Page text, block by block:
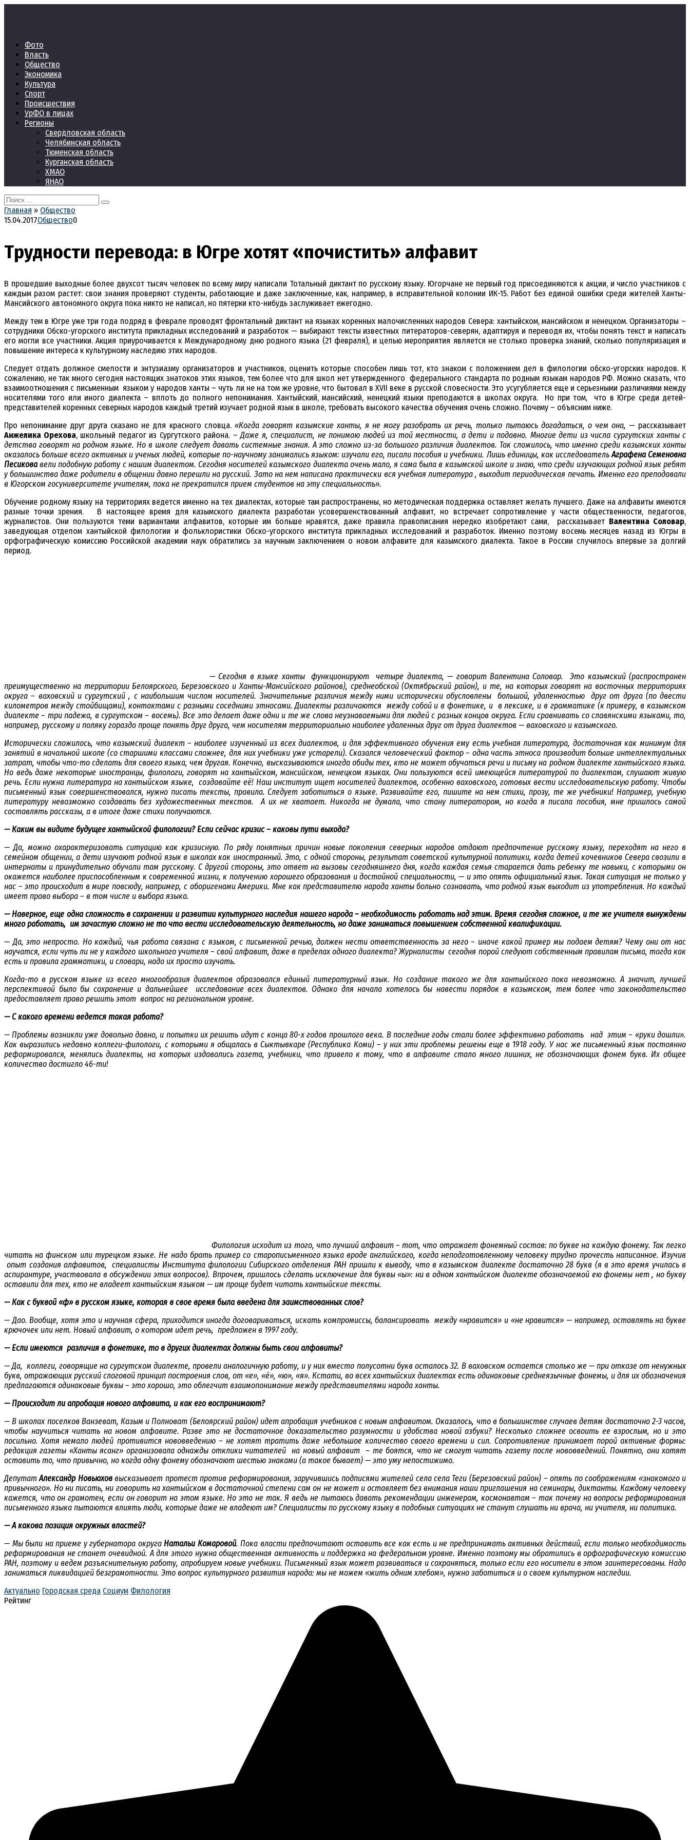
Фото
Власть
Общество
Экономика
Культура
Спорт
Происшествия
УрФО в лицах
Регионы
Свердловская область
Челябинская область
Тюменская область
Курганская область
ХМАО
ЯНАО
Search
for:
Главная » Общество
15.04.2017Общество0
Трудности перевода: в Югре хотят «почистить» алфавит
В прошедшие выходные более двухсот тысяч человек по всему миру написали Тотальный диктант по русскому языку. Югорчане не первый год присоединяются к акции, и число участников с
каждым разом растет: свои знания проверяют студенты, работающие и даже заключенные, как, например, в исправительной колонии ИК-15. Работ без единой ошибки среди жителей Ханты-
Мансийского автономного округа пока никто не написал, но пятерки кто-нибудь заслуживает ежегодно.
Между тем в Югре уже три года подряд в феврале проводят фронтальный диктант на языках коренных малочисленных народов Севера: хантыйском, мансийском и ненецком. Организаторы –
сотрудники Обско-угорского института прикладных исследований и разработок — выбирают тексты известных литераторов-северян, адаптируя и переводя их, чтобы понять текст и написать
его могли все участники. Акция приурочивается к Международному дню родного языка (21 февраля), и целью мероприятия является не столько проверка знаний, сколько популяризация и
повышение интереса к культурному наследию этих народов.
Следует отдать должное смелости и энтузиазму организаторов и участников, оценить которые способен лишь тот, кто знаком с положением дел в филологии обско-угорских народов. К
сожалению, не так много сегодня настоящих знатоков этих языков, тем более что для школ нет утвержденного федерального стандарта по родным языкам народов РФ. Можно сказать, что
взаимоотношения с письменным языком у народов ханты – чуть ли не на том же уровне, что бытовал в XVII веке в русской словесности. Это усугубляется еще и серьезными различиями между
носителями того или иного диалекта – вплоть до полного непонимания. Хантыйский, мансийский, ненецкий языки преподаются в школах округа. Но при том, что в Югре среди детей-
представителей коренных северных народов каждый третий изучает родной язык в школе, требовать высокого качества обучения очень сложно. Почему – объясним ниже.
Про непонимание друг друга сказано не для красного словца. «Когда говорят казымские ханты, я не могу разобрать их речь, только пытаюсь догадаться, о чем она, — рассказывает
Анжелика Орехова, школьный педагог из Сургутского района. –Даже я, специалист, не понимаю людей из той местности, а дети и подавно. Многие дети из числа сургутских ханты с
детства говорят на родном языке. Но в школе следует давать системные знания. А это сложно из-за большого различия диалектов. Так сложилось, что именно среди казымских ханты
оказалось больше всего активных и ученых людей, которые по-научному занимались языком: изучали его, писали пособия и учебники. Лишь единицы, как исследовательАграфена Семеновна
Песиковавели подобную работу с нашим диалектом. Сегодня носителей казымского диалекта очень мало, я сама была в казымской школе и знаю, что среди изучающих родной язык ребят
у большинства даже родители в общении давно перешли на русский. Зато на нем написана практически вся учебная литература , выходит периодическая печать. Именно его преподавали
в Югорском госуниверситете учителям, пока не прекратился прием студентов на эту специальность».
Обучение родному языку на территориях ведется именно на тех диалектах, которые там распространены, но методическая поддержка оставляет желать лучшего. Даже на алфавиты имеются
разные точки зрения. В настоящее время для казымского диалекта разработан усовершенствованный алфавит, но встречает сопротивление у части общественности, педагогов,
журналистов. Они пользуются теми вариантами алфавитов, которые им больше нравятся, даже правила правописания нередко изобретают сами, рассказывает Валентина Соловар,
заведующая отделом хантыйской филологии и фольклористики Обско-угорского института прикладных исследований и разработок. Именно поэтому восемь месяцев назад из Югры в
орфографическую комиссию Российской академии наук обратились за научным заключением о новом алфавите для казымского диалекта. Такое в России случилось впервые за долгий
период.
— Сегодня в языке ханты функционируют четыре диалекта, — говорит Валентина Соловар. Это казымский (распространен
преимущественно на территории Белоярского, Березовского и Ханты-Мансийского районов), среднеобской (Октябрьский район), и те, на которых говорят на восточных территориях
округа – ваховский и сургутский , с наибольшим числом носителей. Значительные различия между ними исторически обусловлены большой, удаленностью друг от друга (по двести
километров между стойбищами), контактами с разными соседними этносами. Диалекты различаются между собой и в фонетике, и в лексике, и в грамматике (к примеру, в казымском
диалекте – три падежа, в сургутском – восемь). Все это делает даже одни и те же слова неузнаваемыми для людей с разных концов округа. Если сравнивать со славянскими языками, то,
например, русскому и поляку гораздо проще понять друг друга, чем носителям территориально наиболее удаленных друг от друга диалектов — ваховского и казымского.
Исторически сложилось, что казымский диалект – наиболее изученный из всех диалектов, и для эффективного обучения ему есть учебная литература, достаточная как минимум для
занятий в начальной школе (со старшими классами сложнее, для них учебники уже устарели). Сказался человеческий фактор – одна часть этноса производит больше интеллектуальных
затрат, чтобы что-то сделать для своего языка, чем другая. Конечно, высказываются иногда обиды тех, кто не может обучаться речи и письму на родном диалекте хантыйского языка.
Но ведь даже некоторые иностранцы, филологи, говорят на хантыйском, мансийском, ненецком языках. Они пользуются всей имеющейся литературой по диалектам,cлушают живую
речь. Если нужна литература на хантыйском языке, создавайте её! Наш институт ищет носителей диалектов, особенно ваховского, готовых вести исследовательскую работу. Чтобы
письменный язык совершенствовался, нужно писать тексты, правила. Следует заботиться о языке. Развивайте его, пишите на нем стихи, прозу, те же учебники! Например, учебную
литературу невозможно создавать без художественных текстов. А их не хватает. Никогда не думала, что стану литератором, но когда я писала пособия, мне пришлось самой
составлять рассказы, а в итоге даже стихи получаются.
— Каким вы видите будущее хантыйской филологии? Если сейчас кризис – каковы пути выхода?
— Да, можно охарактеризовать ситуацию как кризисную. По ряду понятных причин новые поколения северных народов отдают предпочтение русскому языку, переходят на него в
семейном общении, а дети изучают родной язык в школах как иностранный. Это, с одной стороны, результат советской культурной политики, когда детей кочевников Севера свозили в
интернаты и принудительно обучали там русскому. С другой стороны, это ответ на вызовы сегодняшнего дня, когда каждая семья старается дать ребенку те навыки, с которыми он
окажется наиболее приспособленным к современной жизни, к получению хорошего образования и достойной специальности, — и это опять официальный язык. Такая ситуация не только у
нас – это происходит в мире повсюду, например, с аборигенами Америки. Мне как представителю народа ханты больно сознавать, что родной язык выходит из употребления. Но каждый
имеет право выбора – в том числе и выбора языка.
— Наверное, еще одна сложность в сохранении и развитии культурного наследия нашего народа – необходимость работать над этим. Время сегодня сложное, и те же учителя вынуждены
много работать, им зачастую сложно не то что вести исследовательскую деятельность, но даже заниматься повышением собственной квалификации.
— Да, это непросто. Но каждый, чья работа связана с языком, с письменной речью, должен нести ответственность за него – иначе какой пример мы подаем детям? Чему они от нас
научатся, если чуть ли не у каждого школьного учителя – свой алфавит, даже в пределах одного диалекта? Журналисты сегодня порой следуют собственным правилам письма, тогда как
есть и правила грамматики, и словари, надо их просто изучать.
Когда-то в русском языке из всего многообразия диалектов образовался единый литературный язык. Но создание такого же для хантыйского пока невозможно. А значит, лучшей
перспективой было бы сохранение и дальнейшее исследование всех диалектов. Однако для начала хотелось бы навести порядок в казымском, тем более что законодательство
предоставляет право решить этот вопрос на региональном уровне.
— С какого времени ведется такая работа?
— Проблемы возникли уже довольно давно, и попытки их решить идут с конца 80-х годов прошлого века. В последние годы стали более эффективно работать над этим – «руки дошли».
Как выразились недавно коллеги-филологи, с которыми я общалась в Сыктывкаре (Республика Коми) – у них эти проблемы решены еще в 1918 году. У нас же письменный язык постоянно
реформировался, менялись диалекты, на которых издавались газета, учебники, что привело к тому, что в алфавите стало много лишних, не обозначающих фонем букв. Их общее
количество достигло 46-ти!
Филология исходит из того, что лучший алфавит – тот, что отражает фонемный состав: по букве на каждую фонему. Так легко
читать на финском или турецком языке. Не надо брать пример со старописьменного языка вроде английского, когда неподготовленному человеку трудно прочесть написанное. Изучив
опыт создания алфавитов, специалисты Института филологии Сибирского отделения РАН пришли к выводу, что в казымском диалекте достаточно 28 букв (я в это время училась в
аспирантуре, участвовала в обсуждении этих вопросов). Впрочем, пришлось сделать исключение для буквы «ы»: ни в одном хантыйском диалекте обозначаемой ею фонемы нет , но букву
оставили для тех, кто не владеет хантыйским языком — им проще будет читать хантыйские тексты.
— Как с буквой «ф» в русском языке, которая в свое время была введена для заимствованных слов?
— Дао. Вообще, хотя это и научная сфера, приходится иногда договариваться, искать компромиссы, балансировать между «нравится» и «не нравится» — например, оставлять на букве
крючочек или нет. Новый алфавит, о котором идет речь, предложен в 1997 году.
— Если имеются различия в фонетике, то в других диалектах должны быть свои алфавиты?
— Да, коллеги, говорящие на сургутском диалекте, провели аналогичную работу, и у них вместо полусотни букв осталось 32. В ваховском остается столько же — при отказе от ненужных
букв, отражающих русский слоговой принцип построения слов, от «е», «ё», «ю», «я». Кстати, во всех хантыйских диалектах есть одинаковые среднеязычные фонемы, и для их обозначения
предлагаются одинаковые буквы – это хорошо, это облегчит взаимопонимание между представителями народа ханты.
— Происходит ли апробация нового алфавита, и как его воспринимают?
— В школах поселков Ванзеват, Казым и Полноват (Белоярский район) идет апробация учебников с новым алфавитом. Оказалось, что в большинстве случаев детям достаточно 2-3 часов,
чтобы научиться читать на новом алфавите. Разве это не достаточное доказательство разумности и удобства новой азбуки? Несколько сложнее освоить ее взрослым, но и это
посильно. Хотя немало людей противится нововведению – не хотят тратить даже небольшое количество своего времени и сил. Сопротивление принимает порой активные формы:
редакция газеты «Ханты ясанг» организовала однажды отклики читателей на новый алфавит – те боятся, что не смогут читать газету после нововведений. Понятно, они хотят
оставить то, что привычно, но когда одну фонему обозначают шестью знаками (а такое бывает) — это уму непостижимо.
ДепутатАлександр Новьюховвысказывает протест против реформирования, заручившись подписями жителей села села Теги (Березовский район) – опять по соображениям «знакомого и
привычного». Но ни писать, ни говорить на хантыйском в достаточной степени сам он не может и оставляет без внимания наши приглашения на семинары, диктанты. Каждому человеку
кажется, что он грамотен, если он говорит на этом языке. Но это не так. Я ведь не пытаюсь давать рекомендации инженерам, космонавтам – так почему на вопросы реформирования
письменного языка пытаются влиять люди, которые даже не владеют им? Специалисты по русскому языку в подобных ситуациях не станут слушать ни врача, ни учителя, ни политика.
— А какова позиция окружных властей?
— Мы были на приеме у губернатора округа Натальи Комаровой. Пока власти предпочитают оставить все как есть и не предпринимать активных действий, если только необходимость
реформирования не станет очевидной. А для этого нужна общественная активность и поддержка на федеральном уровне. Именно поэтому мы обратились в орфографическую комиссию
РАН, поэтому и ведем разъяснительную работу, апробируем новые учебники. Письменный язык может развиваться и сохраняться, только если его носители в этом заинтересованы. Надо
заниматься ликвидацией безграмотности. Это вопрос культурного развития народа: мы не можем «жить одним хлебом», нужно заботиться и о своем культурном наследии.
Актуально Городская среда Социум Филология
Рейтинг